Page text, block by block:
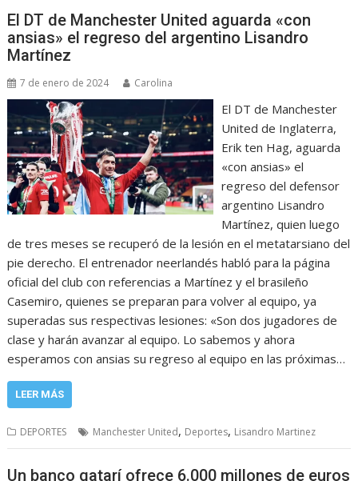
El DT de Manchester United aguarda «con
ansias» el regreso del argentino Lisandro
Martínez
7 de enero de 2024 Carolina
El DT de Manchester
United de Inglaterra,
Erik ten Hag, aguarda
«con ansias» el
regreso del defensor
argentino Lisandro
Martínez, quien luego
de tres meses se recuperó de la lesión en el metatarsiano del
pie derecho. El entrenador neerlandés habló para la página
oficial del club con referencias a Martínez y el brasileño
Casemiro, quienes se preparan para volver al equipo, ya
superadas sus respectivas lesiones: «Son dos jugadores de
clase y harán avanzar al equipo. Lo sabemos y ahora
esperamos con ansias su regreso al equipo en las próximas…
LEER MÁS
DEPORTES Manchester United, Deportes, Lisandro Martinez
Un banco qatarí ofrece 6.000 millones de euros